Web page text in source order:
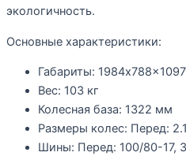
экологичность.
Основные характеристики:
Габариты:
Вес: 103 кг
Колесная база: 1322 мм
Размеры колес: Перед:
Шины: Перед: 100/80-17,